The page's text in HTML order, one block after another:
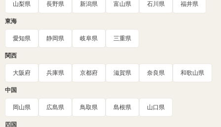
山梨県 長野県 新潟県 富山県 石川県 福井県
東海
愛知県 静岡県 岐阜県 三重県
関西
大阪府 兵庫県 京都府 滋賀県 奈良県 和歌山県
中国
岡山県 広島県 鳥取県 島根県 山口県
四国